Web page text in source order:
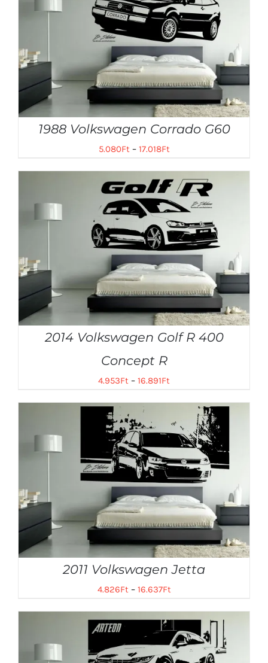
1988 Volkswagen Corrado G60
5.080Ft– 17.018Ft
2014 Volkswagen Golf R 400
Concept R
4.953Ft – 16.891Ft
2011 Volkswagen Jetta
4.826Ft– 16.637Ft